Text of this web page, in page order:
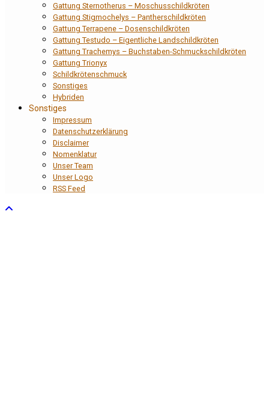
Gattung Sternotherus – Moschusschildkröten
Gattung Stigmochelys – Pantherschildkröten
Gattung Terrapene – Dosenschildkröten
Gattung Testudo – Eigentliche Landschildkröten
Gattung Trachemys – Buchstaben-Schmuckschildkröten
Gattung Trionyx
Schildkrötenschmuck
Sonstiges
Hybriden
Sonstiges
Impressum
Datenschutzerklärung
Disclaimer
Nomenklatur
Unser Team
Unser Logo
RSS Feed